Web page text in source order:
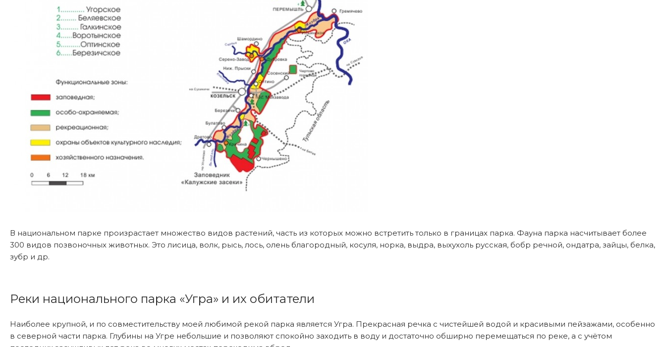
В национальном парке произрастает множество видов растений, часть из которых можно встретить только в границах парка. Фауна парка насчитывает более
300 видов позвоночных животных. Это лисица, волк, рысь, лось, олень благородный, косуля, норка, выдра, выхухоль русская, бобр речной, ондатра, зайцы, белка,
зубр и др.
Реки национального парка «Угра» и их обитатели
Наиболее крупной, и по совместительству моей любимой рекой парка является Угра. Прекрасная речка с чистейшей водой и красивыми пейзажами, особенно
в северной части парка. Глубины на Угре небольшие и позволяют спокойно заходить в воду и достаточно обширно перемещаться по реке, а с учётом